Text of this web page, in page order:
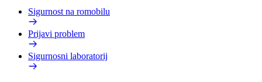
Sigurnost na romobilu
Prijavi problem
Sigurnosni laboratorij